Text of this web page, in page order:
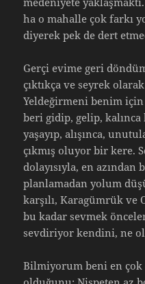
ha o mahalle çok farkı
diyerek pek de dert
Gerçi evime geri
çıktıkça ve seyrek
Yeldeğirmeni benim
beri gidip, gelip,
yaşayıp, alışınca,
çıkmış oluyor bir kere.
dolayısıyla, en
planlamadan yolum
karşılı, Karagümrük ve
bu kadar sevmek
sevdiriyor kendini, ne
Bilmiyorum beni en